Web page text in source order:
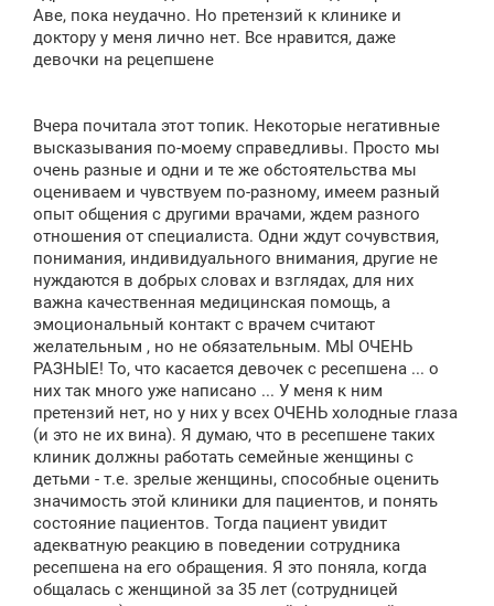
Аве, пока неудачно. Но претензий к клинике и
доктору у меня лично нет. Все нравится, даже
девочки на рецепшене
Вчера почитала этот топик. Некоторые негативные
высказывания по-моему справедливы. Просто мы
очень разные и одни и те же обстоятельства мы
оцениваем и чувствуем по-разному, имеем разный
опыт общения с другими врачами, ждем разного
отношения от специалиста. Одни ждут сочувствия,
понимания, индивидуального внимания, другие не
нуждаются в добрых словах и взглядах, для них
важна качественная медицинская помощь, а
эмоциональный контакт с врачем считают
желательным , но не обязательным. МЫ ОЧЕНЬ
РАЗНЫЕ! То, что касается девочек с ресепшена ... о
них так много уже написано ... У меня к ним
претензий нет, но у них у всех ОЧЕНЬ холодные глаза
(и это не их вина). Я думаю, что в ресепшене таких
клиник должны работать семейные женщины с
детьми - т.е. зрелые женщины, способные оценить
значимость этой клиники для пациентов, и понять
состояние пациентов. Тогда пациент увидит
адекватную реакцию в поведении сотрудника
ресепшена на его обращения. Я это поняла, когда
общалась с женщиной за 35 лет (сотрудницей